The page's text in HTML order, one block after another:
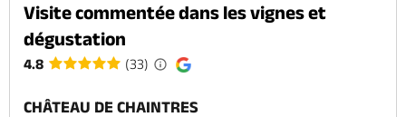
Visite commentée dans les vignes et
dégustation
4.8 (33)
CHÂTEAU DE CHAINTRES